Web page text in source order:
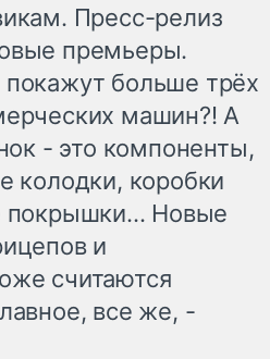
Пресс-релиз
премьеры.
больше трёх
машин?! А
- это компоненты,
колодки, коробки
покрышки... Новые
и
считаются
все же, -